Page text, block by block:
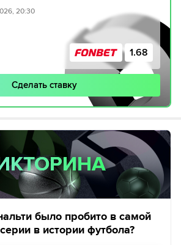
20:30
1.68
Сделать ставку
было пробито в самой
в истории футбола?